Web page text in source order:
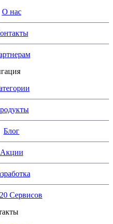
О нас
Блог
Акции
Сервисов